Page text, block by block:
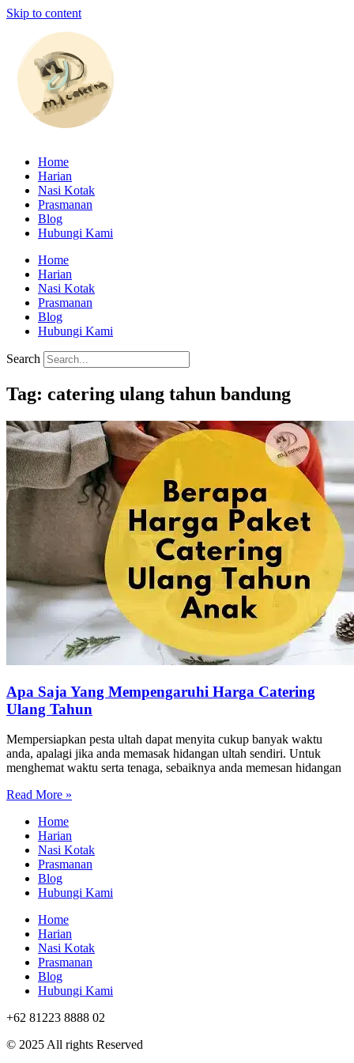
Skip to content
Home
Harian
Nasi Kotak
Prasmanan
Blog
Hubungi Kami
Home
Harian
Nasi Kotak
Prasmanan
Blog
Hubungi Kami
Search
Tag: catering ulang tahun bandung
Apa Saja Yang Mempengaruhi Harga Catering
Ulang Tahun
Mempersiapkan pesta ultah dapat menyita cukup banyak waktu
anda, apalagi jika anda memasak hidangan ultah sendiri. Untuk
menghemat waktu serta tenaga, sebaiknya anda memesan hidangan
Read More »
Home
Harian
Nasi Kotak
Prasmanan
Blog
Hubungi Kami
Home
Harian
Nasi Kotak
Prasmanan
Blog
Hubungi Kami
+62 81223 8888 02
© 2025 All rights Reserved